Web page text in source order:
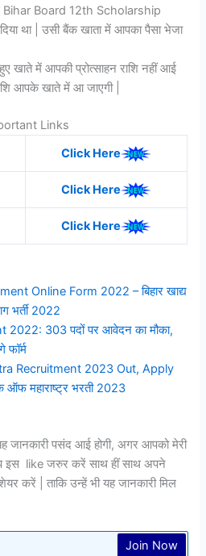
Bihar Board 12th Scholarship
था | उसी बैंक खाता में आपका पैसा भेजा
खाते में आपकी प्रोत्साहन राशि नहीं आई
आपके खाते में आ जाएगी |
Links
Click Here
Click Here
Click Here
Online Form 2022 – बिहार खाद्य
भर्ती 2022
2022: 303 पदों पर आवेदन का मौका,
फॉर्म
Recruitment 2023 Out, Apply
महाराष्ट्र भरती 2023
जानकारी पसंद आई होगी, अगर आपको मेरी
इस like जरुर करें साथ हीं साथ अपने
करें | ताकि उन्हें भी यह जानकारी मिल
Join Now